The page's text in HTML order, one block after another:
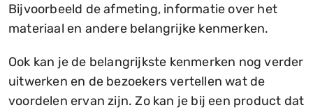
Bijvoorbeeld de afmeting, informatie over het
materiaal en andere belangrijke kenmerken.
Ook kan je de belangrijkste kenmerken nog verder
uitwerken en de bezoekers vertellen wat de
voordelen ervan zijn. Zo kan je bij een product dat